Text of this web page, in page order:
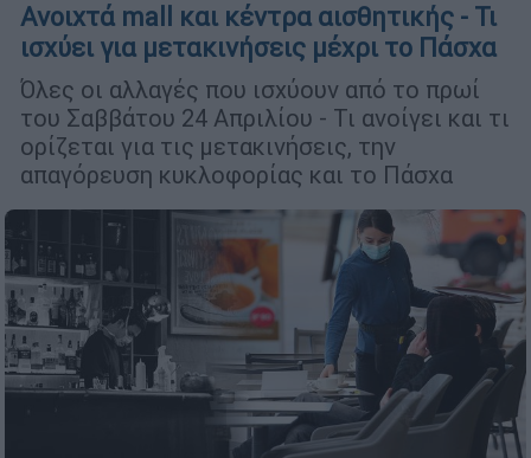
Ανοιχτά mall και κέντρα αισθητικής - Τι
ισχύει για μετακινήσεις μέχρι το Πάσχα
Όλες οι αλλαγές που ισχύουν από το πρωί
του Σαββάτου 24 Απριλίου - Τι ανοίγει και τι
ορίζεται για τις μετακινήσεις, την
απαγόρευση κυκλοφορίας και το Πάσχα